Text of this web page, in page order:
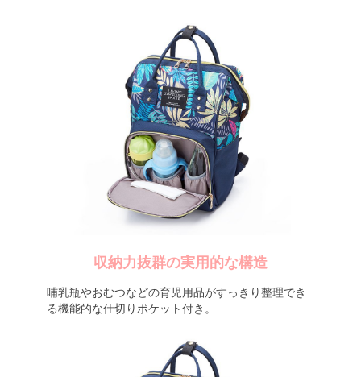
収納力抜群の実用的な構造
哺乳瓶やおむつなどの育児用品がすっきり整理でき
る機能的な仕切りポケット付き。